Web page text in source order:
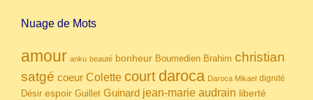
Nuage de Mots
amour anku beauté bonheur Boumedien Brahim christian
satgé coeur Colette court daroca Daroca Mikael dignité
Désir espoir Guillet Guinard jean-marie audrain liberté